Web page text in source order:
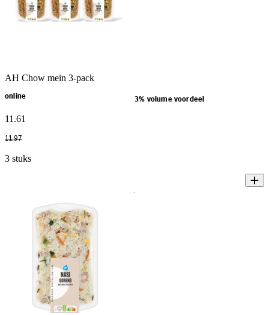
AH Chow mein 3-pack
online 3% volume voordeel
11 .61
11.97
3 stuks